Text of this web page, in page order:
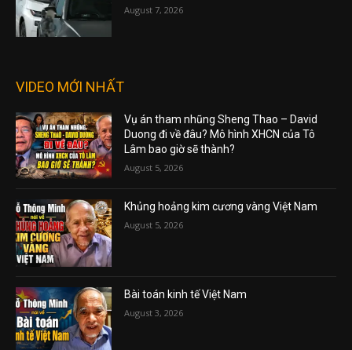
August 7, 2026
VIDEO MỚI NHẤT
Vụ án tham nhũng Sheng Thao – David
Duong đi về đâu? Mô hình XHCN của Tô
Lâm bao giờ sẽ thành?
August 5, 2026
Khủng hoảng kim cương vàng Việt Nam
August 5, 2026
Bài toán kinh tế Việt Nam
August 3, 2026